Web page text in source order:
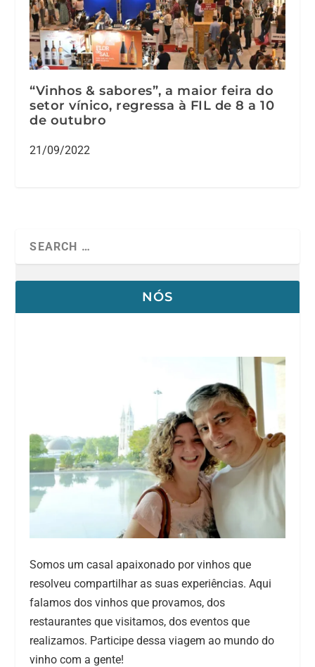
“Vinhos & sabores”, a maior feira do
setor vínico, regressa à FIL de 8 a 10
de outubro
21/09/2022
NÓS
Somos um casal apaixonado por vinhos que
resolveu compartilhar as suas experiências. Aqui
falamos dos vinhos que provamos, dos
restaurantes que visitamos, dos eventos que
realizamos. Participe dessa viagem ao mundo do
vinho com a gente!